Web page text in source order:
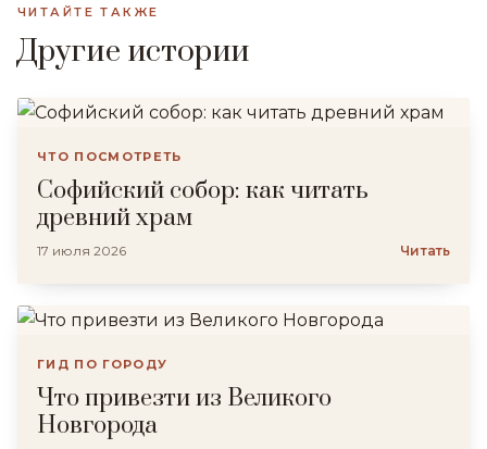
ЧИТАЙТЕ ТАКЖЕ
Другие истории
ЧТО ПОСМОТРЕТЬ
Софийский собор: как читать
древний храм
17 июля 2026 Читать
ГИД ПО ГОРОДУ
Что привезти из Великого
Новгорода